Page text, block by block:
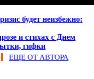
будет неизбежно:
и стихах с Днем
гифки
ЕЩЕ ОТ АВТОРА